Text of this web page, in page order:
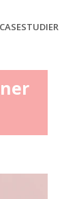
CASESTUDIER